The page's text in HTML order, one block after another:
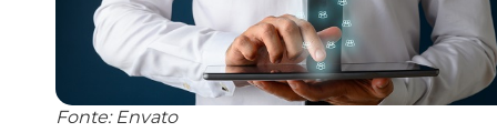
Fonte: Envato